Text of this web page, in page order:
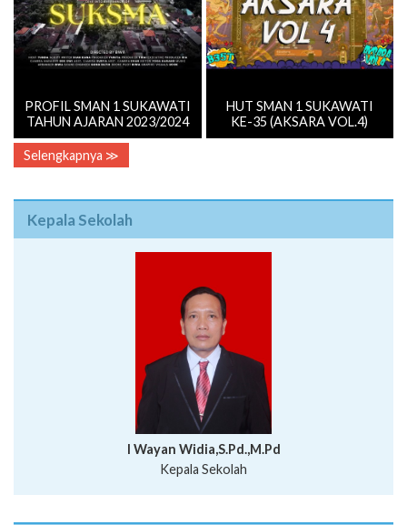
PROFIL SMAN 1 SUKAWATI
TAHUN AJARAN 2023/2024
HUT SMAN 1 SUKAWATI
KE-35 (AKSARA VOL.4)
Selengkapnya ≫
Kepala Sekolah
I Wayan Widia,S.Pd.,M.Pd
Kepala Sekolah